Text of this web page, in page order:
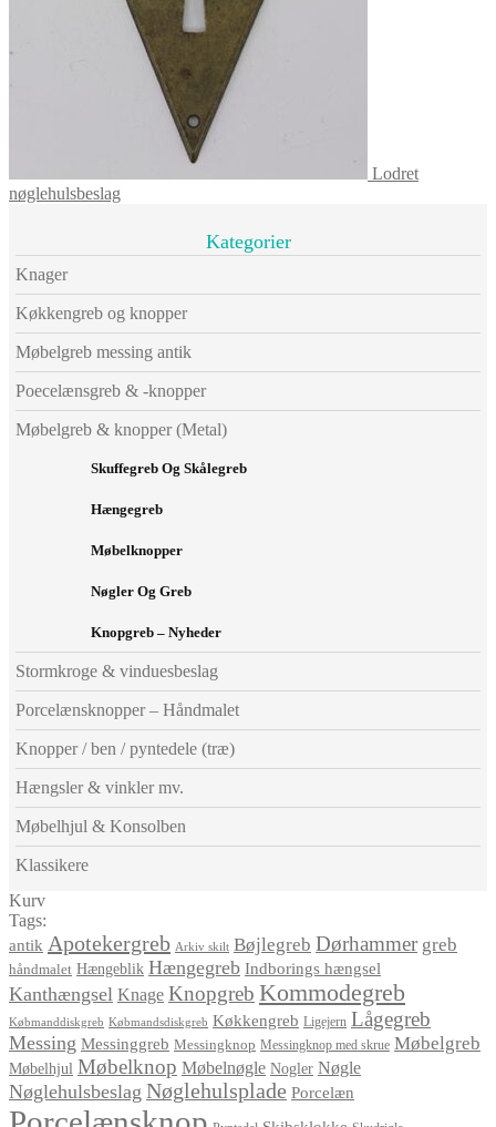
Lodret
nøglehulsbeslag
Kategorier
Knager
Køkkengreb og knopper
Møbelgreb messing antik
Poecelænsgreb & -knopper
Møbelgreb & knopper (Metal)
Skuffegreb Og Skålegreb
Hængegreb
Møbelknopper
Nøgler Og Greb
Knopgreb – Nyheder
Stormkroge & vinduesbeslag
Porcelænsknopper – Håndmalet
Knopper / ben / pyntedele (træ)
Hængsler & vinkler mv.
Møbelhjul & Konsolben
Klassikere
Kurv
Tags:
antik Apotekergreb Arkiv skilt Bøjlegreb Dørhammer greb
håndmalet Hængeblik Hængegreb Indborings hængsel
Kanthængsel Knage Knopgreb Kommodegreb
Købmanddiskgreb Købmandsdiskgreb Køkkengreb Ligejern Lågegreb
Messing Messinggreb Messingknop Messingknop med skrue Møbelgreb
Møbelhjul Møbelknop Møbelnøgle Nogler Nøgle
Nøglehulsbeslag Nøglehulsplade Porcelæn